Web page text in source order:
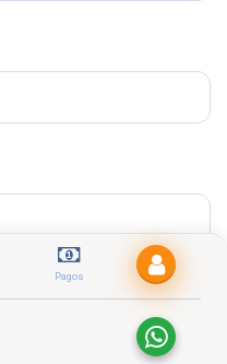
Pagos